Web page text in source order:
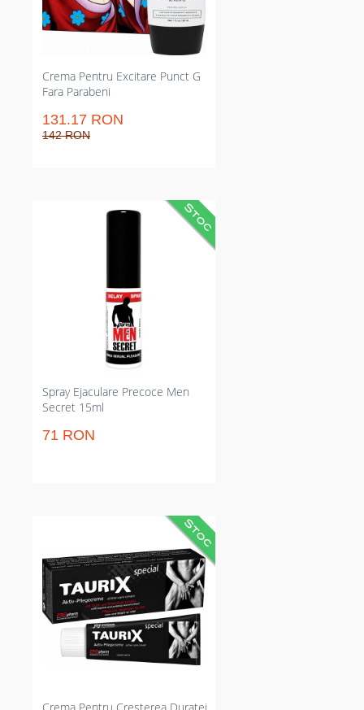
Crema Pentru Excitare Punct G
Fara Parabeni
131.17 RON
142 RON
Funcționează cu jucării din latex și
conține ghid de localizare pentru
rezultate predictibile.
Spray Ejaculare Precoce Men
Secret 15ml
71 RON
Atomizator local pentru
punctuală înaintea raportului
pentru efecte predictibile și
discreție întreagă în utilizare.
Cremă intimă care intensifică
erecția și crește vascularizarea
penisului. Sporește durata actului
și intensitatea senzațiilor; urmare
iute și dozaj precis. Aplicare locală
cândva de contact pentru
rezultate imediate și
compatibilitate cu prezervativul
ulterior absorbție.